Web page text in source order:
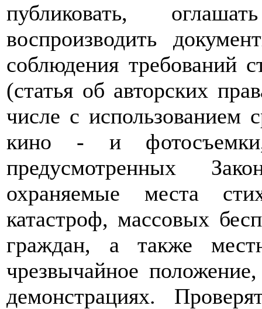
публиковать,
воспроизводить
соблюдения
(статья об авторских
числе с использованием
кино - и
предусмотренных
охраняемые места
катастроф, массовых
граждан, а также
чрезвычайное
демонстрациях.